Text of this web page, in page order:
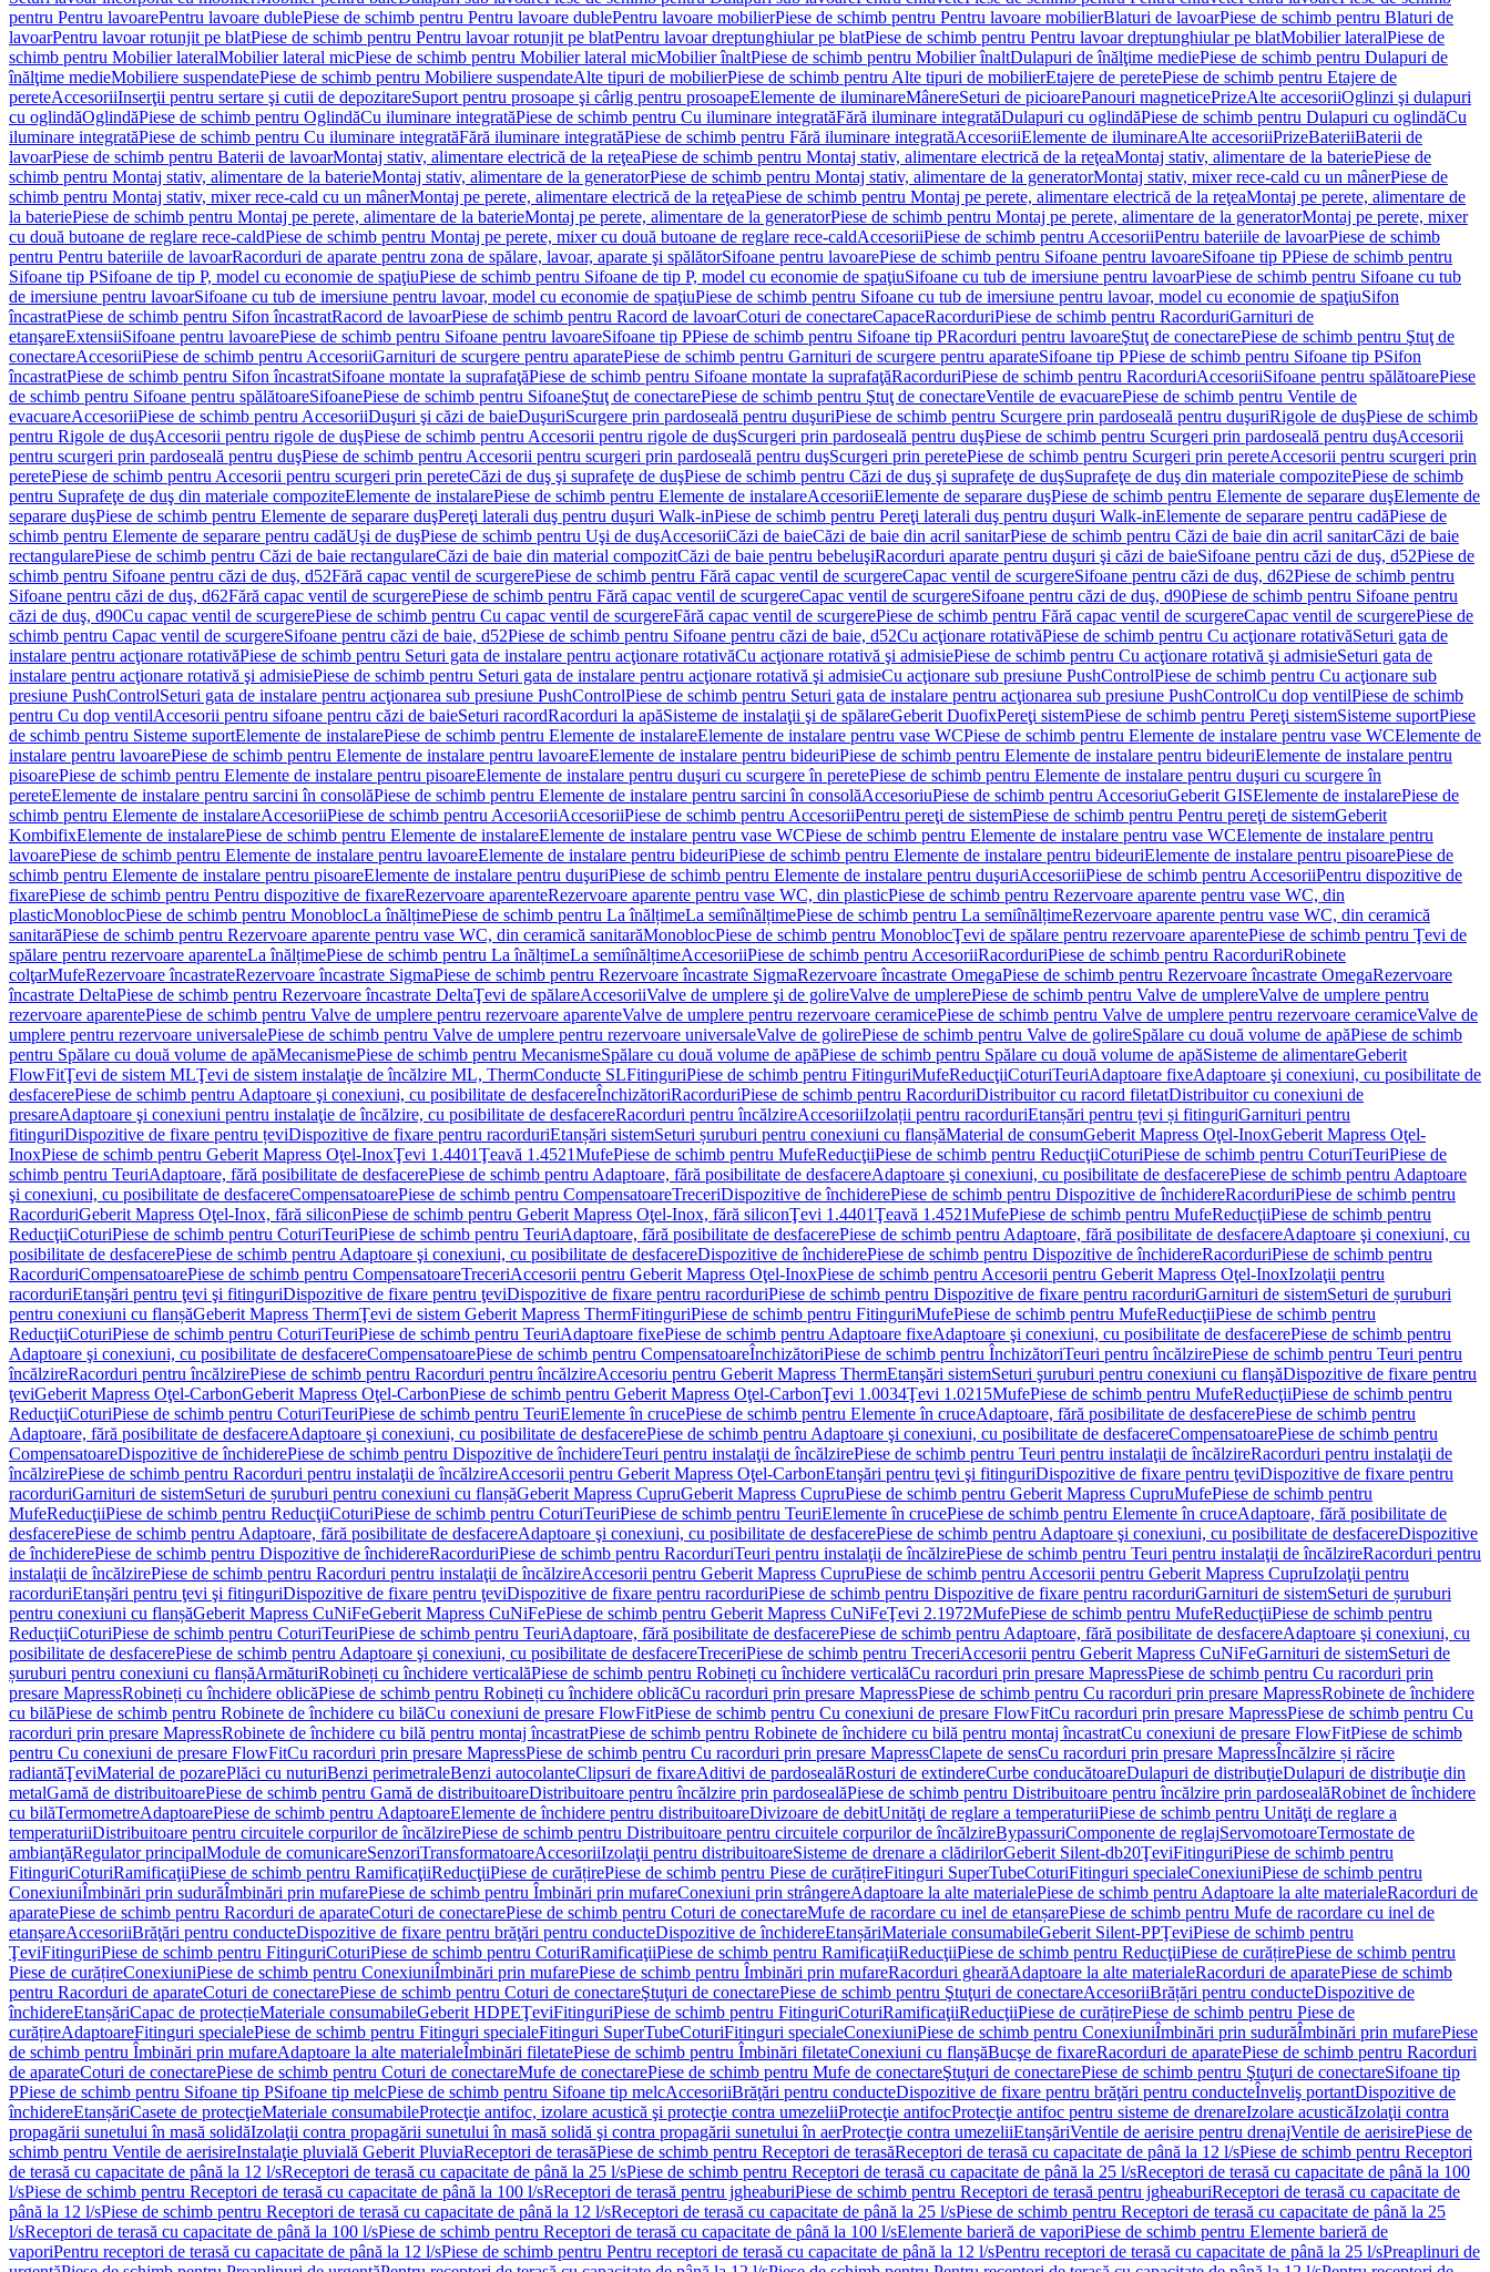
pentru Pentru lavoarePentru lavoare dublePiese de schimb pentru Pentru lavoare dublePentru lavoare mobilierPiese de schimb pentru Pentru lavoare mobilierBlaturi de lavoarPiese de schimb pentru Blaturi de
lavoarPentru lavoar rotunjit pe blatPiese de schimb pentru Pentru lavoar rotunjit pe blatPentru lavoar dreptunghiular pe blatPiese de schimb pentru Pentru lavoar dreptunghiular pe blatMobilier lateralPiese de
schimb pentru Mobilier lateralMobilier lateral micPiese de schimb pentru Mobilier lateral micMobilier înaltPiese de schimb pentru Mobilier înaltDulapuri de înălţime mediePiese de schimb pentru Dulapuri de
înălţime medieMobiliere suspendatePiese de schimb pentru Mobiliere suspendateAlte tipuri de mobilierPiese de schimb pentru Alte tipuri de mobilierEtajere de peretePiese de schimb pentru Etajere de
pereteAccesoriiInserţii pentru sertare şi cutii de depozitareSuport pentru prosoape şi cârlig pentru prosoapeElemente de iluminareMânereSeturi de picioarePanouri magneticePrizeAlte accesoriiOglinzi şi dulapuri
cu oglindăOglindăPiese de schimb pentru OglindăCu iluminare integratăPiese de schimb pentru Cu iluminare integratăFără iluminare integratăDulapuri cu oglindăPiese de schimb pentru Dulapuri cu oglindăCu
iluminare integratăPiese de schimb pentru Cu iluminare integratăFără iluminare integratăPiese de schimb pentru Fără iluminare integratăAccesoriiElemente de iluminareAlte accesoriiPrizeBateriiBaterii de
lavoarPiese de schimb pentru Baterii de lavoarMontaj stativ, alimentare electrică de la reţeaPiese de schimb pentru Montaj stativ, alimentare electrică de la reţeaMontaj stativ, alimentare de la bateriePiese de
schimb pentru Montaj stativ, alimentare de la baterieMontaj stativ, alimentare de la generatorPiese de schimb pentru Montaj stativ, alimentare de la generatorMontaj stativ, mixer rece-cald cu un mânerPiese de
schimb pentru Montaj stativ, mixer rece-cald cu un mânerMontaj pe perete, alimentare electrică de la reţeaPiese de schimb pentru Montaj pe perete, alimentare electrică de la reţeaMontaj pe perete, alimentare de
la bateriePiese de schimb pentru Montaj pe perete, alimentare de la baterieMontaj pe perete, alimentare de la generatorPiese de schimb pentru Montaj pe perete, alimentare de la generatorMontaj pe perete, mixer
cu două butoane de reglare rece-caldPiese de schimb pentru Montaj pe perete, mixer cu două butoane de reglare rece-caldAccesoriiPiese de schimb pentru AccesoriiPentru bateriile de lavoarPiese de schimb
pentru Pentru bateriile de lavoarRacorduri de aparate pentru zona de spălare, lavoar, aparate şi spălătorSifoane pentru lavoarePiese de schimb pentru Sifoane pentru lavoareSifoane tip PPiese de schimb pentru
Sifoane tip PSifoane de tip P, model cu economie de spaţiuPiese de schimb pentru Sifoane de tip P, model cu economie de spaţiuSifoane cu tub de imersiune pentru lavoarPiese de schimb pentru Sifoane cu tub
de imersiune pentru lavoarSifoane cu tub de imersiune pentru lavoar, model cu economie de spaţiuPiese de schimb pentru Sifoane cu tub de imersiune pentru lavoar, model cu economie de spaţiuSifon
încastratPiese de schimb pentru Sifon încastratRacord de lavoarPiese de schimb pentru Racord de lavoarCoturi de conectareCapaceRacorduriPiese de schimb pentru RacorduriGarnituri de
etanşareExtensiiSifoane pentru lavoarePiese de schimb pentru Sifoane pentru lavoareSifoane tip PPiese de schimb pentru Sifoane tip PRacorduri pentru lavoareŞtuţ de conectarePiese de schimb pentru Ştuţ de
conectareAccesoriiPiese de schimb pentru AccesoriiGarnituri de scurgere pentru aparatePiese de schimb pentru Garnituri de scurgere pentru aparateSifoane tip PPiese de schimb pentru Sifoane tip PSifon
încastratPiese de schimb pentru Sifon încastratSifoane montate la suprafaţăPiese de schimb pentru Sifoane montate la suprafaţăRacorduriPiese de schimb pentru RacorduriAccesoriiSifoane pentru spălătoarePiese
de schimb pentru Sifoane pentru spălătoareSifoanePiese de schimb pentru SifoaneŞtuţ de conectarePiese de schimb pentru Ştuţ de conectareVentile de evacuarePiese de schimb pentru Ventile de
evacuareAccesoriiPiese de schimb pentru AccesoriiDuşuri şi căzi de baieDuşuriScurgere prin pardoseală pentru duşuriPiese de schimb pentru Scurgere prin pardoseală pentru duşuriRigole de duşPiese de schimb
pentru Rigole de duşAccesorii pentru rigole de duşPiese de schimb pentru Accesorii pentru rigole de duşScurgeri prin pardoseală pentru duşPiese de schimb pentru Scurgeri prin pardoseală pentru duşAccesorii
pentru scurgeri prin pardoseală pentru duşPiese de schimb pentru Accesorii pentru scurgeri prin pardoseală pentru duşScurgeri prin peretePiese de schimb pentru Scurgeri prin pereteAccesorii pentru scurgeri prin
peretePiese de schimb pentru Accesorii pentru scurgeri prin pereteCăzi de duş şi suprafeţe de duşPiese de schimb pentru Căzi de duş şi suprafeţe de duşSuprafeţe de duş din materiale compozitePiese de schimb
pentru Suprafeţe de duş din materiale compoziteElemente de instalarePiese de schimb pentru Elemente de instalareAccesoriiElemente de separare duşPiese de schimb pentru Elemente de separare duşElemente de
separare duşPiese de schimb pentru Elemente de separare duşPereţi laterali duş pentru duşuri Walk-inPiese de schimb pentru Pereţi laterali duş pentru duşuri Walk-inElemente de separare pentru cadăPiese de
schimb pentru Elemente de separare pentru cadăUşi de duşPiese de schimb pentru Uşi de duşAccesoriiCăzi de baieCăzi de baie din acril sanitarPiese de schimb pentru Căzi de baie din acril sanitarCăzi de baie
rectangularePiese de schimb pentru Căzi de baie rectangulareCăzi de baie din material compozitCăzi de baie pentru bebeluşiRacorduri aparate pentru duşuri şi căzi de baieSifoane pentru căzi de duş, d52Piese de
schimb pentru Sifoane pentru căzi de duş, d52Fără capac ventil de scurgerePiese de schimb pentru Fără capac ventil de scurgereCapac ventil de scurgereSifoane pentru căzi de duş, d62Piese de schimb pentru
Sifoane pentru căzi de duş, d62Fără capac ventil de scurgerePiese de schimb pentru Fără capac ventil de scurgereCapac ventil de scurgereSifoane pentru căzi de duş, d90Piese de schimb pentru Sifoane pentru
căzi de duş, d90Cu capac ventil de scurgerePiese de schimb pentru Cu capac ventil de scurgereFără capac ventil de scurgerePiese de schimb pentru Fără capac ventil de scurgereCapac ventil de scurgerePiese de
schimb pentru Capac ventil de scurgereSifoane pentru căzi de baie, d52Piese de schimb pentru Sifoane pentru căzi de baie, d52Cu acţionare rotativăPiese de schimb pentru Cu acţionare rotativăSeturi gata de
instalare pentru acţionare rotativăPiese de schimb pentru Seturi gata de instalare pentru acţionare rotativăCu acţionare rotativă şi admisiePiese de schimb pentru Cu acţionare rotativă şi admisieSeturi gata de
instalare pentru acţionare rotativă şi admisiePiese de schimb pentru Seturi gata de instalare pentru acţionare rotativă şi admisieCu acţionare sub presiune PushControlPiese de schimb pentru Cu acţionare sub
presiune PushControlSeturi gata de instalare pentru acţionarea sub presiune PushControlPiese de schimb pentru Seturi gata de instalare pentru acţionarea sub presiune PushControlCu dop ventilPiese de schimb
pentru Cu dop ventilAccesorii pentru sifoane pentru căzi de baieSeturi racordRacorduri la apăSisteme de instalaţii şi de spălareGeberit DuofixPereţi sistemPiese de schimb pentru Pereţi sistemSisteme suportPiese
de schimb pentru Sisteme suportElemente de instalarePiese de schimb pentru Elemente de instalareElemente de instalare pentru vase WCPiese de schimb pentru Elemente de instalare pentru vase WCElemente de
instalare pentru lavoarePiese de schimb pentru Elemente de instalare pentru lavoareElemente de instalare pentru bideuriPiese de schimb pentru Elemente de instalare pentru bideuriElemente de instalare pentru
pisoarePiese de schimb pentru Elemente de instalare pentru pisoareElemente de instalare pentru duşuri cu scurgere în peretePiese de schimb pentru Elemente de instalare pentru duşuri cu scurgere în
pereteElemente de instalare pentru sarcini în consolăPiese de schimb pentru Elemente de instalare pentru sarcini în consolăAccesoriuPiese de schimb pentru AccesoriuGeberit GISElemente de instalarePiese de
schimb pentru Elemente de instalareAccesoriiPiese de schimb pentru AccesoriiAccesoriiPiese de schimb pentru AccesoriiPentru pereţi de sistemPiese de schimb pentru Pentru pereţi de sistemGeberit
KombifixElemente de instalarePiese de schimb pentru Elemente de instalareElemente de instalare pentru vase WCPiese de schimb pentru Elemente de instalare pentru vase WCElemente de instalare pentru
lavoarePiese de schimb pentru Elemente de instalare pentru lavoareElemente de instalare pentru bideuriPiese de schimb pentru Elemente de instalare pentru bideuriElemente de instalare pentru pisoarePiese de
schimb pentru Elemente de instalare pentru pisoareElemente de instalare pentru duşuriPiese de schimb pentru Elemente de instalare pentru duşuriAccesoriiPiese de schimb pentru AccesoriiPentru dispozitive de
fixarePiese de schimb pentru Pentru dispozitive de fixareRezervoare aparenteRezervoare aparente pentru vase WC, din plasticPiese de schimb pentru Rezervoare aparente pentru vase WC, din
plasticMonoblocPiese de schimb pentru MonoblocLa înălțimePiese de schimb pentru La înălțimeLa semiînălțimePiese de schimb pentru La semiînălțimeRezervoare aparente pentru vase WC, din ceramică
sanitarăPiese de schimb pentru Rezervoare aparente pentru vase WC, din ceramică sanitarăMonoblocPiese de schimb pentru MonoblocŢevi de spălare pentru rezervoare aparentePiese de schimb pentru Ţevi de
spălare pentru rezervoare aparenteLa înălțimePiese de schimb pentru La înălțimeLa semiînălțimeAccesoriiPiese de schimb pentru AccesoriiRacorduriPiese de schimb pentru RacorduriRobinete
colţarMufeRezervoare încastrateRezervoare încastrate SigmaPiese de schimb pentru Rezervoare încastrate SigmaRezervoare încastrate OmegaPiese de schimb pentru Rezervoare încastrate OmegaRezervoare
încastrate DeltaPiese de schimb pentru Rezervoare încastrate DeltaŢevi de spălareAccesoriiValve de umplere şi de golireValve de umplerePiese de schimb pentru Valve de umplereValve de umplere pentru
rezervoare aparentePiese de schimb pentru Valve de umplere pentru rezervoare aparenteValve de umplere pentru rezervoare ceramicePiese de schimb pentru Valve de umplere pentru rezervoare ceramiceValve de
umplere pentru rezervoare universalePiese de schimb pentru Valve de umplere pentru rezervoare universaleValve de golirePiese de schimb pentru Valve de golireSpălare cu două volume de apăPiese de schimb
pentru Spălare cu două volume de apăMecanismePiese de schimb pentru MecanismeSpălare cu două volume de apăPiese de schimb pentru Spălare cu două volume de apăSisteme de alimentareGeberit
FlowFitŢevi de sistem MLŢevi de sistem instalaţie de încălzire ML, ThermConducte SLFitinguriPiese de schimb pentru FitinguriMufeReducţiiCoturiTeuriAdaptoare fixeAdaptoare şi conexiuni, cu posibilitate de
desfacerePiese de schimb pentru Adaptoare şi conexiuni, cu posibilitate de desfacereÎnchizătoriRacorduriPiese de schimb pentru RacorduriDistribuitor cu racord filetatDistribuitor cu conexiuni de
presareAdaptoare şi conexiuni pentru instalaţie de încălzire, cu posibilitate de desfacereRacorduri pentru încălzireAccesoriiIzolații pentru racorduriEtanșări pentru țevi și fitinguriGarnituri pentru
fitinguriDispozitive de fixare pentru țeviDispozitive de fixare pentru racorduriEtanșări sistemSeturi șuruburi pentru conexiuni cu flanșăMaterial de consumGeberit Mapress Oţel-InoxGeberit Mapress Oţel-
InoxPiese de schimb pentru Geberit Mapress Oţel-InoxŢevi 1.4401Ţeavă 1.4521MufePiese de schimb pentru MufeReducţiiPiese de schimb pentru ReducţiiCoturiPiese de schimb pentru CoturiTeuriPiese de
schimb pentru TeuriAdaptoare, fără posibilitate de desfacerePiese de schimb pentru Adaptoare, fără posibilitate de desfacereAdaptoare şi conexiuni, cu posibilitate de desfacerePiese de schimb pentru Adaptoare
şi conexiuni, cu posibilitate de desfacereCompensatoarePiese de schimb pentru CompensatoareTreceriDispozitive de închiderePiese de schimb pentru Dispozitive de închidereRacorduriPiese de schimb pentru
RacorduriGeberit Mapress Oţel-Inox, fără siliconPiese de schimb pentru Geberit Mapress Oţel-Inox, fără siliconŢevi 1.4401Ţeavă 1.4521MufePiese de schimb pentru MufeReducţiiPiese de schimb pentru
ReducţiiCoturiPiese de schimb pentru CoturiTeuriPiese de schimb pentru TeuriAdaptoare, fără posibilitate de desfacerePiese de schimb pentru Adaptoare, fără posibilitate de desfacereAdaptoare şi conexiuni, cu
posibilitate de desfacerePiese de schimb pentru Adaptoare şi conexiuni, cu posibilitate de desfacereDispozitive de închiderePiese de schimb pentru Dispozitive de închidereRacorduriPiese de schimb pentru
RacorduriCompensatoarePiese de schimb pentru CompensatoareTreceriAccesorii pentru Geberit Mapress Oţel-InoxPiese de schimb pentru Accesorii pentru Geberit Mapress Oţel-InoxIzolaţii pentru
racorduriEtanşări pentru ţevi şi fitinguriDispozitive de fixare pentru ţeviDispozitive de fixare pentru racorduriPiese de schimb pentru Dispozitive de fixare pentru racorduriGarnituri de sistemSeturi de șuruburi
pentru conexiuni cu flanșăGeberit Mapress ThermŢevi de sistem Geberit Mapress ThermFitinguriPiese de schimb pentru FitinguriMufePiese de schimb pentru MufeReducţiiPiese de schimb pentru
ReducţiiCoturiPiese de schimb pentru CoturiTeuriPiese de schimb pentru TeuriAdaptoare fixePiese de schimb pentru Adaptoare fixeAdaptoare şi conexiuni, cu posibilitate de desfacerePiese de schimb pentru
Adaptoare şi conexiuni, cu posibilitate de desfacereCompensatoarePiese de schimb pentru CompensatoareÎnchizătoriPiese de schimb pentru ÎnchizătoriTeuri pentru încălzirePiese de schimb pentru Teuri pentru
încălzireRacorduri pentru încălzirePiese de schimb pentru Racorduri pentru încălzireAccesoriu pentru Geberit Mapress ThermEtanşări sistemSeturi şuruburi pentru conexiuni cu flanşăDispozitive de fixare pentru
ţeviGeberit Mapress Oţel-CarbonGeberit Mapress Oţel-CarbonPiese de schimb pentru Geberit Mapress Oţel-CarbonŢevi 1.0034Ţevi 1.0215MufePiese de schimb pentru MufeReducţiiPiese de schimb pentru
ReducţiiCoturiPiese de schimb pentru CoturiTeuriPiese de schimb pentru TeuriElemente în crucePiese de schimb pentru Elemente în cruceAdaptoare, fără posibilitate de desfacerePiese de schimb pentru
Adaptoare, fără posibilitate de desfacereAdaptoare şi conexiuni, cu posibilitate de desfacerePiese de schimb pentru Adaptoare şi conexiuni, cu posibilitate de desfacereCompensatoarePiese de schimb pentru
CompensatoareDispozitive de închiderePiese de schimb pentru Dispozitive de închidereTeuri pentru instalaţii de încălzirePiese de schimb pentru Teuri pentru instalaţii de încălzireRacorduri pentru instalaţii de
încălzirePiese de schimb pentru Racorduri pentru instalaţii de încălzireAccesorii pentru Geberit Mapress Oţel-CarbonEtanşări pentru ţevi şi fitinguriDispozitive de fixare pentru ţeviDispozitive de fixare pentru
racorduriGarnituri de sistemSeturi de șuruburi pentru conexiuni cu flanșăGeberit Mapress CupruGeberit Mapress CupruPiese de schimb pentru Geberit Mapress CupruMufePiese de schimb pentru
MufeReducţiiPiese de schimb pentru ReducţiiCoturiPiese de schimb pentru CoturiTeuriPiese de schimb pentru TeuriElemente în crucePiese de schimb pentru Elemente în cruceAdaptoare, fără posibilitate de
desfacerePiese de schimb pentru Adaptoare, fără posibilitate de desfacereAdaptoare şi conexiuni, cu posibilitate de desfacerePiese de schimb pentru Adaptoare şi conexiuni, cu posibilitate de desfacereDispozitive
de închiderePiese de schimb pentru Dispozitive de închidereRacorduriPiese de schimb pentru RacorduriTeuri pentru instalaţii de încălzirePiese de schimb pentru Teuri pentru instalaţii de încălzireRacorduri pentru
instalaţii de încălzirePiese de schimb pentru Racorduri pentru instalaţii de încălzireAccesorii pentru Geberit Mapress CupruPiese de schimb pentru Accesorii pentru Geberit Mapress CupruIzolaţii pentru
racorduriEtanşări pentru ţevi şi fitinguriDispozitive de fixare pentru ţeviDispozitive de fixare pentru racorduriPiese de schimb pentru Dispozitive de fixare pentru racorduriGarnituri de sistemSeturi de șuruburi
pentru conexiuni cu flanșăGeberit Mapress CuNiFeGeberit Mapress CuNiFePiese de schimb pentru Geberit Mapress CuNiFeŢevi 2.1972MufePiese de schimb pentru MufeReducţiiPiese de schimb pentru
ReducţiiCoturiPiese de schimb pentru CoturiTeuriPiese de schimb pentru TeuriAdaptoare, fără posibilitate de desfacerePiese de schimb pentru Adaptoare, fără posibilitate de desfacereAdaptoare şi conexiuni, cu
posibilitate de desfacerePiese de schimb pentru Adaptoare şi conexiuni, cu posibilitate de desfacereTreceriPiese de schimb pentru TreceriAccesorii pentru Geberit Mapress CuNiFeGarnituri de sistemSeturi de
șuruburi pentru conexiuni cu flanșăArmăturiRobineți cu închidere verticalăPiese de schimb pentru Robineți cu închidere verticalăCu racorduri prin presare MapressPiese de schimb pentru Cu racorduri prin
presare MapressRobineți cu închidere oblicăPiese de schimb pentru Robineți cu închidere oblicăCu racorduri prin presare MapressPiese de schimb pentru Cu racorduri prin presare MapressRobinete de închidere
cu bilăPiese de schimb pentru Robinete de închidere cu bilăCu conexiuni de presare FlowFitPiese de schimb pentru Cu conexiuni de presare FlowFitCu racorduri prin presare MapressPiese de schimb pentru Cu
racorduri prin presare MapressRobinete de închidere cu bilă pentru montaj încastratPiese de schimb pentru Robinete de închidere cu bilă pentru montaj încastratCu conexiuni de presare FlowFitPiese de schimb
pentru Cu conexiuni de presare FlowFitCu racorduri prin presare MapressPiese de schimb pentru Cu racorduri prin presare MapressClapete de sensCu racorduri prin presare MapressÎncălzire și răcire
radiantăŢeviMaterial de pozarePlăci cu nuturiBenzi perimetraleBenzi autocolanteClipsuri de fixareAditivi de pardosealăRosturi de extindereCurbe conducătoareDulapuri de distribuţieDulapuri de distribuţie din
metalGamă de distribuitoarePiese de schimb pentru Gamă de distribuitoareDistribuitoare pentru încălzire prin pardosealăPiese de schimb pentru Distribuitoare pentru încălzire prin pardosealăRobinet de închidere
cu bilăTermometreAdaptoarePiese de schimb pentru AdaptoareElemente de închidere pentru distribuitoareDivizoare de debitUnităţi de reglare a temperaturiiPiese de schimb pentru Unităţi de reglare a
temperaturiiDistribuitoare pentru circuitele corpurilor de încălzirePiese de schimb pentru Distribuitoare pentru circuitele corpurilor de încălzireBypassuriComponente de reglajServomotoareTermostate de
ambianţăRegulator principalModule de comunicareSenzoriTransformatoareAccesoriiIzolaţii pentru distribuitoareSisteme de drenare a clădirilorGeberit Silent-db20ŢeviFitinguriPiese de schimb pentru
FitinguriCoturiRamificaţiiPiese de schimb pentru RamificaţiiReducţiiPiese de curățirePiese de schimb pentru Piese de curățireFitinguri SuperTubeCoturiFitinguri specialeConexiuniPiese de schimb pentru
ConexiuniÎmbinări prin sudurăÎmbinări prin mufarePiese de schimb pentru Îmbinări prin mufareConexiuni prin strângereAdaptoare la alte materialePiese de schimb pentru Adaptoare la alte materialeRacorduri de
aparatePiese de schimb pentru Racorduri de aparateCoturi de conectarePiese de schimb pentru Coturi de conectareMufe de racordare cu inel de etanșarePiese de schimb pentru Mufe de racordare cu inel de
etanșareAccesoriiBrăţări pentru conducteDispozitive de fixare pentru brăţări pentru conducteDispozitive de închidereEtanșăriMateriale consumabileGeberit Silent-PPŢeviPiese de schimb pentru
ŢeviFitinguriPiese de schimb pentru FitinguriCoturiPiese de schimb pentru CoturiRamificaţiiPiese de schimb pentru RamificaţiiReducţiiPiese de schimb pentru ReducţiiPiese de curățirePiese de schimb pentru
Piese de curățireConexiuniPiese de schimb pentru ConexiuniÎmbinări prin mufarePiese de schimb pentru Îmbinări prin mufareRacorduri ghearăAdaptoare la alte materialeRacorduri de aparatePiese de schimb
pentru Racorduri de aparateCoturi de conectarePiese de schimb pentru Coturi de conectareŞtuţuri de conectarePiese de schimb pentru Ştuţuri de conectareAccesoriiBrățări pentru conducteDispozitive de
închidereEtanșăriCapac de protecțieMateriale consumabileGeberit HDPEŢeviFitinguriPiese de schimb pentru FitinguriCoturiRamificaţiiReducţiiPiese de curățirePiese de schimb pentru Piese de
curățireAdaptoareFitinguri specialePiese de schimb pentru Fitinguri specialeFitinguri SuperTubeCoturiFitinguri specialeConexiuniPiese de schimb pentru ConexiuniÎmbinări prin sudurăÎmbinări prin mufarePiese
de schimb pentru Îmbinări prin mufareAdaptoare la alte materialeÎmbinări filetatePiese de schimb pentru Îmbinări filetateConexiuni cu flanşăBucşe de fixareRacorduri de aparatePiese de schimb pentru Racorduri
de aparateCoturi de conectarePiese de schimb pentru Coturi de conectareMufe de conectarePiese de schimb pentru Mufe de conectareŞtuţuri de conectarePiese de schimb pentru Ştuţuri de conectareSifoane tip
PPiese de schimb pentru Sifoane tip PSifoane tip melcPiese de schimb pentru Sifoane tip melcAccesoriiBrăţări pentru conducteDispozitive de fixare pentru brăţări pentru conducteÎnveliş portantDispozitive de
închidereEtanșăriCasete de protecţieMateriale consumabileProtecţie antifoc, izolare acustică şi protecţie contra umezeliiProtecţie antifocProtecţie antifoc pentru sisteme de drenareIzolare acusticăIzolaţii contra
propagării sunetului în masă solidăIzolaţii contra propagării sunetului în masă solidă şi contra propagării sunetului în aerProtecţie contra umezeliiEtanşăriVentile de aerisire pentru drenajVentile de aerisirePiese de
schimb pentru Ventile de aerisireInstalaţie pluvială Geberit PluviaReceptori de terasăPiese de schimb pentru Receptori de terasăReceptori de terasă cu capacitate de până la 12 l/sPiese de schimb pentru Receptori
de terasă cu capacitate de până la 12 l/sReceptori de terasă cu capacitate de până la 25 l/sPiese de schimb pentru Receptori de terasă cu capacitate de până la 25 l/sReceptori de terasă cu capacitate de până la 100
l/sPiese de schimb pentru Receptori de terasă cu capacitate de până la 100 l/sReceptori de terasă pentru jgheaburiPiese de schimb pentru Receptori de terasă pentru jgheaburiReceptori de terasă cu capacitate de
până la 12 l/sPiese de schimb pentru Receptori de terasă cu capacitate de până la 12 l/sReceptori de terasă cu capacitate de până la 25 l/sPiese de schimb pentru Receptori de terasă cu capacitate de până la 25
l/sReceptori de terasă cu capacitate de până la 100 l/sPiese de schimb pentru Receptori de terasă cu capacitate de până la 100 l/sElemente barieră de vaporiPiese de schimb pentru Elemente barieră de
vaporiPentru receptori de terasă cu capacitate de până la 12 l/sPiese de schimb pentru Pentru receptori de terasă cu capacitate de până la 12 l/sPentru receptori de terasă cu capacitate de până la 25 l/sPreaplinuri de